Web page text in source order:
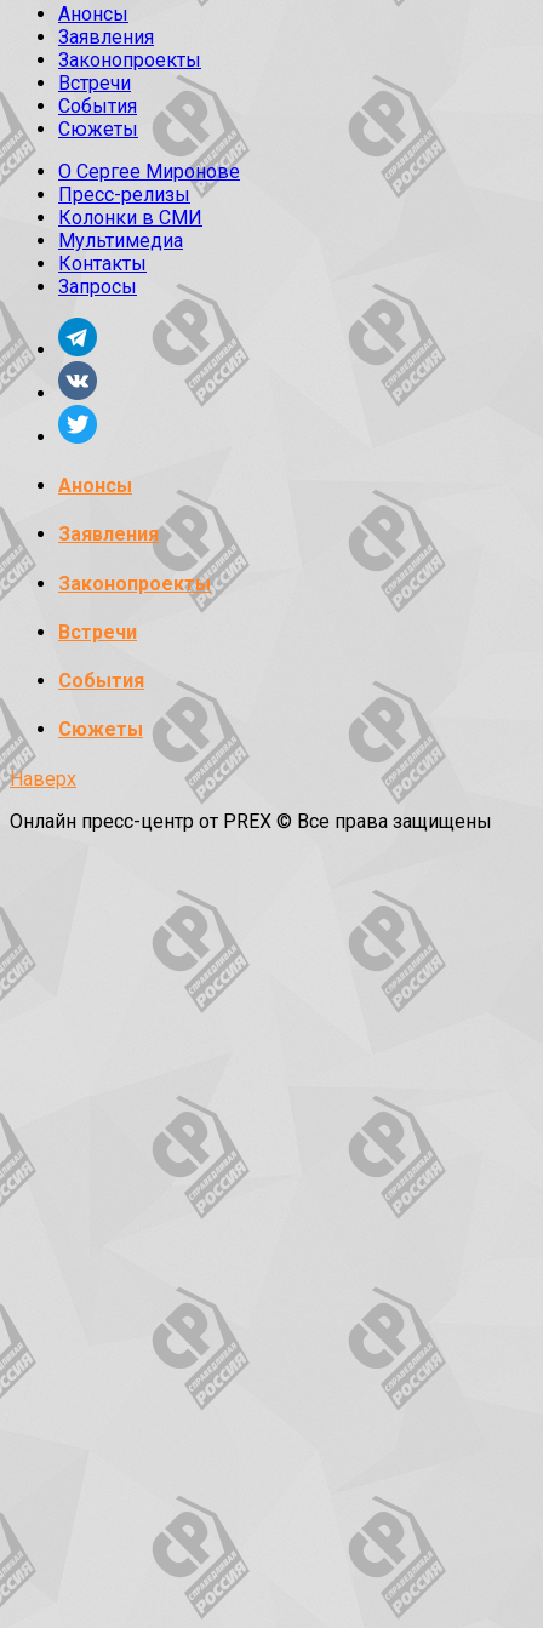
Анонсы
Заявления
Законопроекты
Встречи
События
Сюжеты
О Сергее Миронове
Пресс-релизы
Колонки в СМИ
Мультимедиа
Контакты
Запросы
Анонсы
Заявления
Законопроекты
Встречи
События
Сюжеты
Наверх
Онлайн пресс-центр от PREX © Все права защищены